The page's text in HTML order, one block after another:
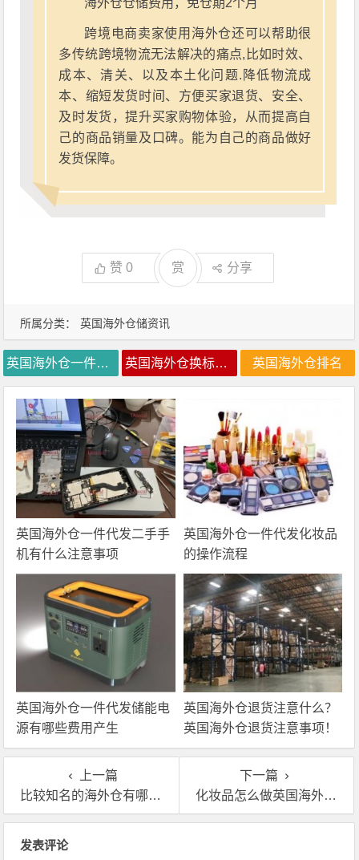
所属分类： 英国海外仓储资讯
海外仓仓储费用，免仓期2个月
跨境电商卖家使用海外仓还可以帮助很
多传统跨境物流无法解决的痛点,比如时效、
成本、清关、以及本土化问题.降低物流成
本、缩短发货时间、方便买家退货、安全、
及时发货，提升买家购物体验，从而提高自
己的商品销量及口碑。能为自己的商品做好
发货保障。
赞0 赏 分享
英国海外仓一件代发 英国海外仓换标价格 英国海外仓排名
英国海外仓一件代发二手手
机有什么注意事项
英国海外仓一件代发化妆品
的操作流程
英国海外仓一件代发储能电
源有哪些费用产生
英国海外仓退货注意什么？
英国海外仓退货注意事项！
上一篇
比较知名的海外仓有哪些?哪些英国海外仓排名比较好
下一篇
化妆品怎么做英国海外仓代发?过来人告诉操作流程
发表评论